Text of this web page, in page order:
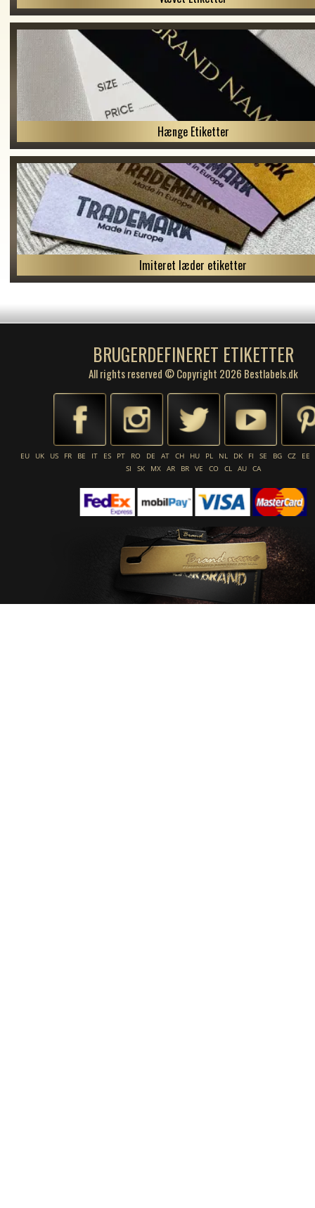
Hænge Etiketter
Imiteret læder etiketter
BRUGERDEFINERET ETIKETTER
All rights reserved © Copyright 2026 Bestlabels.dk
EU UK US FR BE IT ES PT RO DE AT CH HU PL NL DK FI SE BG CZ
EE
SI
SK MX AR BR VE CO CL AU CA